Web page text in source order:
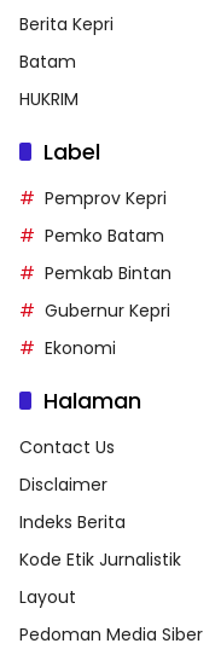
Berita Kepri
Batam
HUKRIM
Label
Pemprov Kepri
Pemko Batam
Pemkab Bintan
Gubernur Kepri
Ekonomi
Halaman
Contact Us
Disclaimer
Indeks Berita
Kode Etik Jurnalistik
Layout
Pedoman Media Siber